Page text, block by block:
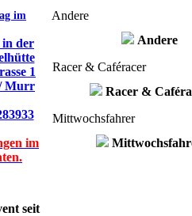
im
in der
1
Murr
im
seit
Andere
Andere
Racer & Caféracer
Racer &
Mittwochsfahrer